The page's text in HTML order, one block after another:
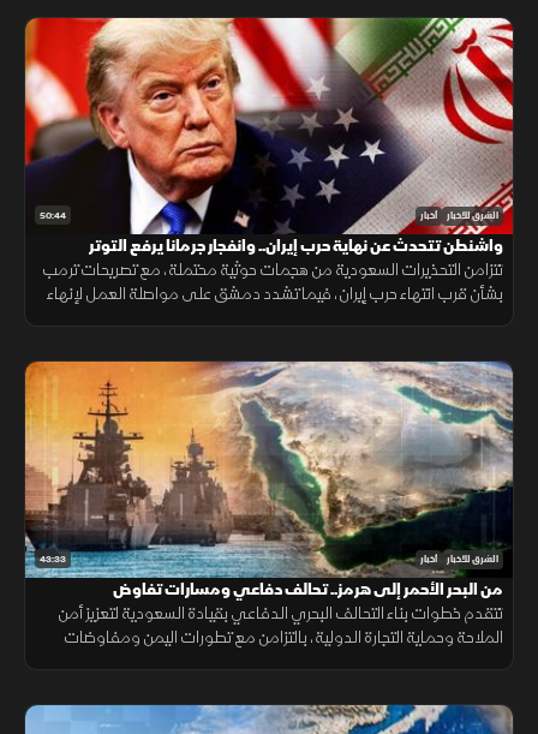
50:44 الشرق للأخبار أخبار
واشنطن تتحدث عن نهاية حرب إيران.. وانفجار جرمانا يرفع التوتر
تتزامن التحذيرات السعودية من هجمات حوثية محتملة، مع تصريحات ترمب
بشأن قرب انتهاء حرب إيران، فيما تشدد دمشق على مواصلة العمل لإنهاء
43:33 الشرق للأخبار أخبار
من البحر الأحمر إلى هرمز.. تحالف دفاعي ومسارات تفاوض
تتقدم خطوات بناء التحالف البحري الدفاعي بقيادة السعودية لتعزيز أمن
الملاحة وحماية التجارة الدولية، بالتزامن مع تطورات اليمن ومفاوضات